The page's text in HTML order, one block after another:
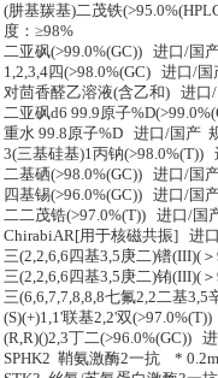
(肼基羰基)二茂铁
度：≥98%
二亚砜(>99.0%(GC)) 进口/国
1,2,3,4四(>98.0%(GC) 进口/
对茴香醛乙溶液(含乙和) 进口
二亚砜d6 99.9原子
重水 99.8原子%D 进口/国产
3(三基硅基)1丙钠(>98.0%(T))
二基硒(>98.0%(GC)) 进口/国
四基锡(>96.0%(GC)) 进口/国
二二茂锆(>97.0%(T)) 进口/国
ChirabiAR[用于核磁共振] 进
三(2,2,6,6四基3,5庚二)镨(III)(
三(2,2,6,6四基3,5庚二)铕(III)(
三(6,6,7,7,8,8,8七氟2,2二基
(S)(+)1,1'联基2,2'双
(R,R)()2,3丁二(>96.0%(GC))
SPHK2 鞘氨激酶2一抗 *